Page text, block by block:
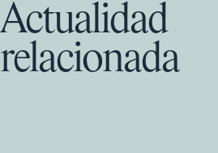
Actualidad
relacionada